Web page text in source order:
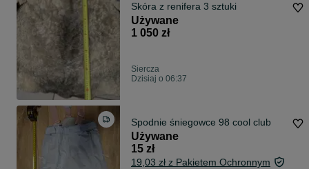
Skóra z renifera 3 sztuki
Używane
1 050 zł
Siercza
Dzisiaj o 06:37
Spodnie śniegowce 98 cool club
Używane
15 zł
19,03 zł z Pakietem Ochronnym